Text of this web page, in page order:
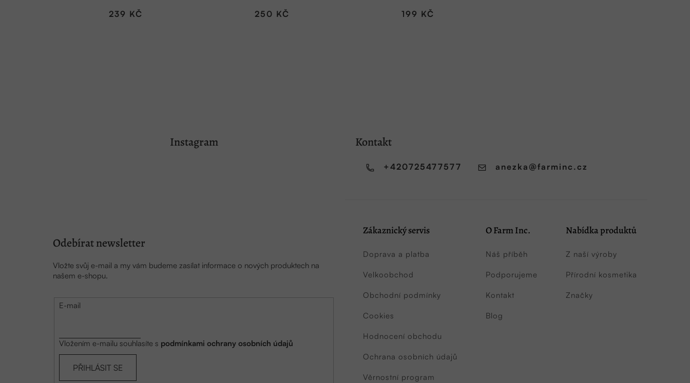
239 KČ 250 KČ 199 KČ
Instagram Kontakt
anezka @farminc.cz
+420725477577
Odebírat newsletter
Vložte svůj e-mail a my vám budeme zasílat informace o nových produktech na
našem e-shopu.
E-mail
Vložením e-mailu souhlasíte s podmínkami ochrany osobních údajů
PŘIHLÁSIT SE
Zákaznický servis
Doprava a platba
Velkoobchod
Obchodní podmínky
Cookies
Hodnocení obchodu
Ochrana osobních údajů
Věrnostní program
O Farm Inc.
Náš příběh
Podporujeme
Kontakt
Blog
Nabídka produktů
Z naší výroby
Přírodní kosmetika
Značky